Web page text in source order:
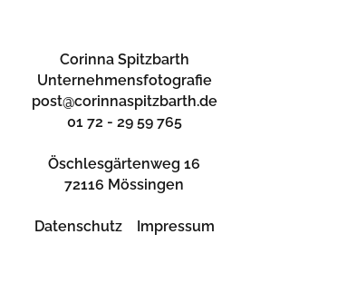
Corinna Spitzbarth
Unternehmensfotografie
post@corinnaspitzbarth.de
01 72 - 29 59 765
Öschlesgärtenweg 16
72116 Mössingen
Datenschutz Impressum